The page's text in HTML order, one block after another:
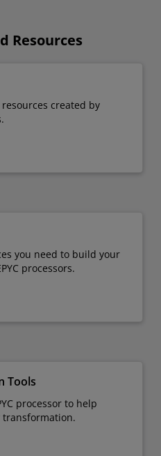
Resources
resources created by
you need to build your
processors.
Tools
processor to help